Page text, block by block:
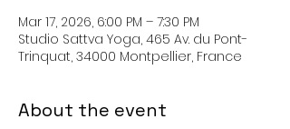
Mar 17, 2026, 6:00 PM – 7:30 PM
Studio Sattva Yoga, 465 Av. du Pont-
Trinquat, 34000 Montpellier, France
About the event